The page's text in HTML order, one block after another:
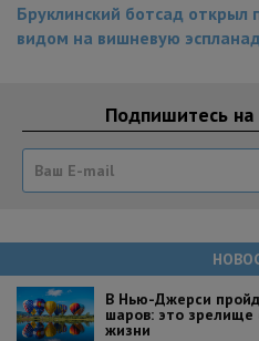
Бруклинский ботсад
видом на вишневую
Подпишитесь на
В Нью-Джерси
шаров: это зрелище
жизни